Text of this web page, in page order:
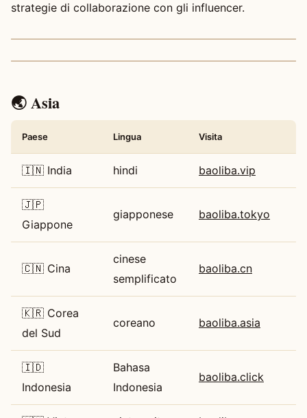
strategie di collaborazione con gli influencer.
🌏 Asia
Paese Lingua Visita
🇮🇳 India hindi baoliba.vip
🇯🇵
Giappone
giapponese baoliba.tokyo
🇨🇳 Cina
cinese
semplificato
baoliba.cn
🇰🇷 Corea
del Sud
coreano baoliba.asia
🇮🇩
Indonesia
Bahasa
Indonesia
baoliba.click